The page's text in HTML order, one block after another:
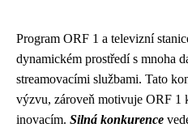
Program ORF 1 a televizní
dynamickém prostředí s mnoha
streamovacími službami. Tato
výzvu, zároveň motivuje ORF 1
inovacím. Silná konkurence